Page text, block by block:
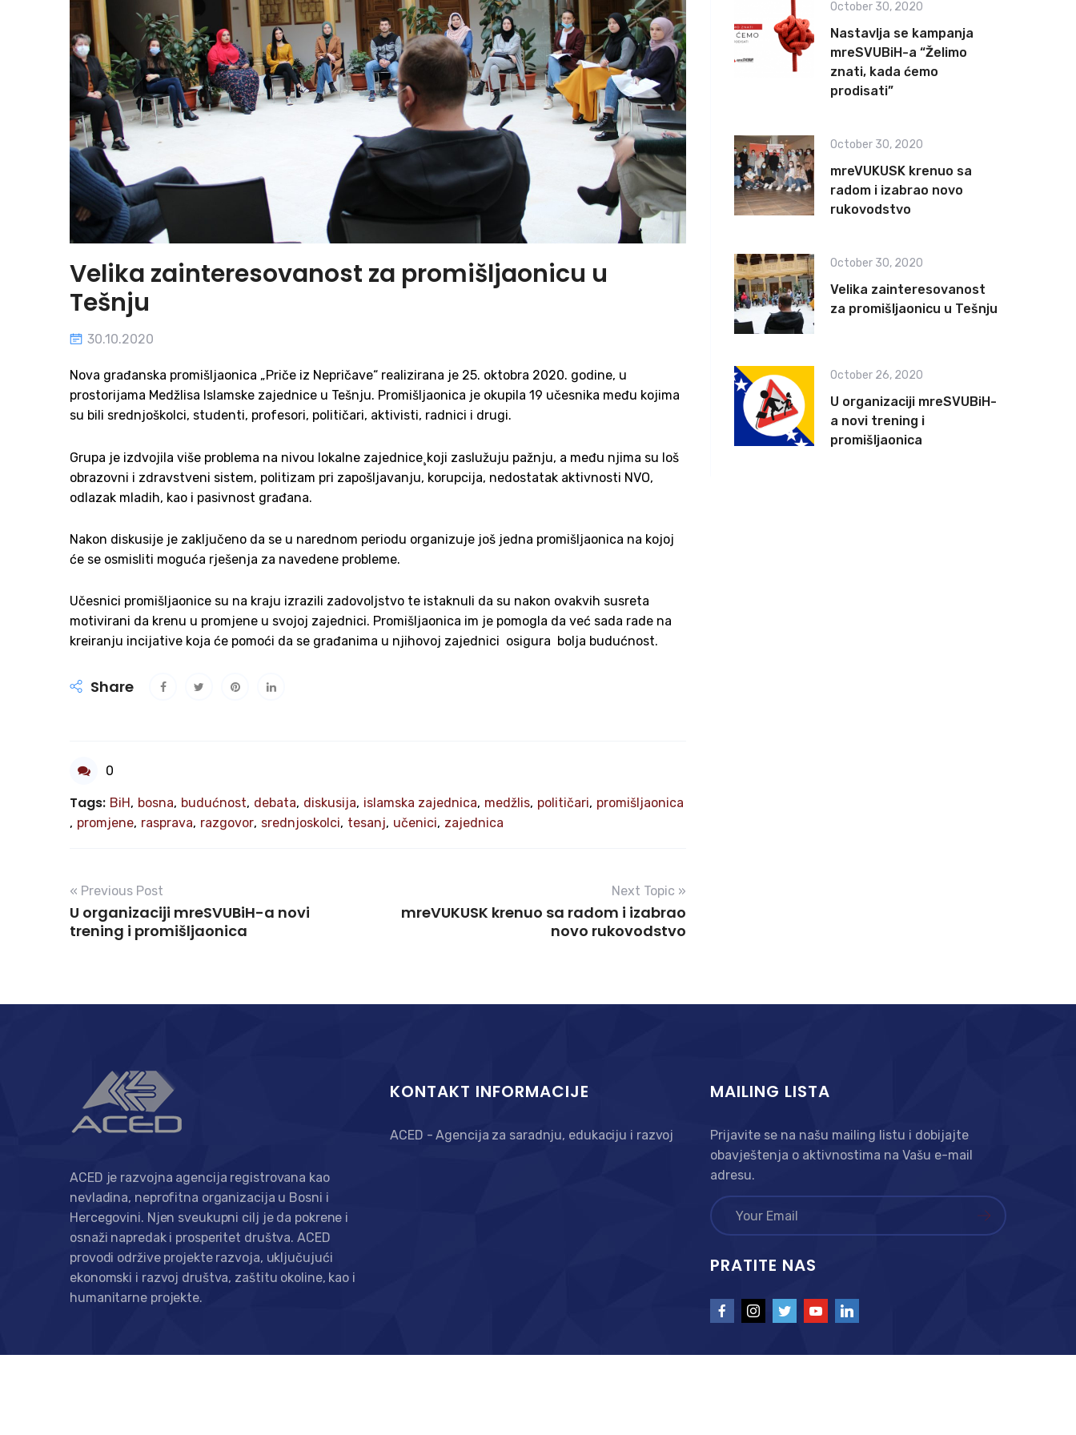
Velika zainteresovanost za promišljaonicu u
Tešnju
30.10.2020
Nova građanska promišljaonica „Priče iz Nepričave“ realizirana je 25. oktobra 2020. godine, u
prostorijama Medžlisa Islamske zajednice u Tešnju. Promišljaonica je okupila 19 učesnika među kojima
su bili srednjoškolci, studenti, profesori, političari, aktivisti, radnici i drugi.
Grupa je izdvojila više problema na nivou lokalne zajednice¸koji zaslužuju pažnju, a među njima su loš
obrazovni i zdravstveni sistem, politizam pri zapošljavanju, korupcija, nedostatak aktivnosti NVO,
odlazak mladih, kao i pasivnost građana.
Nakon diskusije je zaključeno da se u narednom periodu organizuje još jedna promišljaonica na kojoj
će se osmisliti moguća rješenja za navedene probleme.
Učesnici promišljaonice su na kraju izrazili zadovoljstvo te istaknuli da su nakon ovakvih susreta
motivirani da krenu u promjene u svojoj zajednici. Promišljaonica im je pomogla da već sada rade na
kreiranju incijative koja će pomoći da se građanima u njihovoj zajednici osigura bolja budućnost.
Share
0
Tags: BiH, bosna, budućnost, debata, diskusija, islamska zajednica, medžlis, političari, promišljaonica
, promjene, rasprava, razgovor, srednjoskolci, tesanj, učenici, zajednica
« Previous Post
U organizaciji mreSVUBiH-a novi
trening i promišljaonica
Next Topic »
mreVUKUSK krenuo sa radom i izabrao
novo rukovodstvo
October 30, 2020
Nastavlja se kampanja
mreSVUBiH-a “Želimo
znati, kada ćemo
prodisati”
October 30, 2020
mreVUKUSK krenuo sa
radom i izabrao novo
rukovodstvo
October 30, 2020
Velika zainteresovanost
za promišljaonicu u Tešnju
October 26, 2020
U organizaciji mreSVUBiH-
a novi trening i
promišljaonica
ACED je razvojna agencija registrovana kao
nevladina, neprofitna organizacija u Bosni i
Hercegovini. Njen sveukupni cilj je da pokrene i
osnaži napredak i prosperitet društva. ACED
provodi održive projekte razvoja, uključujući
ekonomski i razvoj društva, zaštitu okoline, kao i
humanitarne projekte.
KONTAKT INFORMACIJE
ACED - Agencija za saradnju, edukaciju i razvoj
MAILING LISTA
Prijavite se na našu mailing listu i dobijajte
obavještenja o aktivnostima na Vašu e-mail
adresu.
PRATITE NAS